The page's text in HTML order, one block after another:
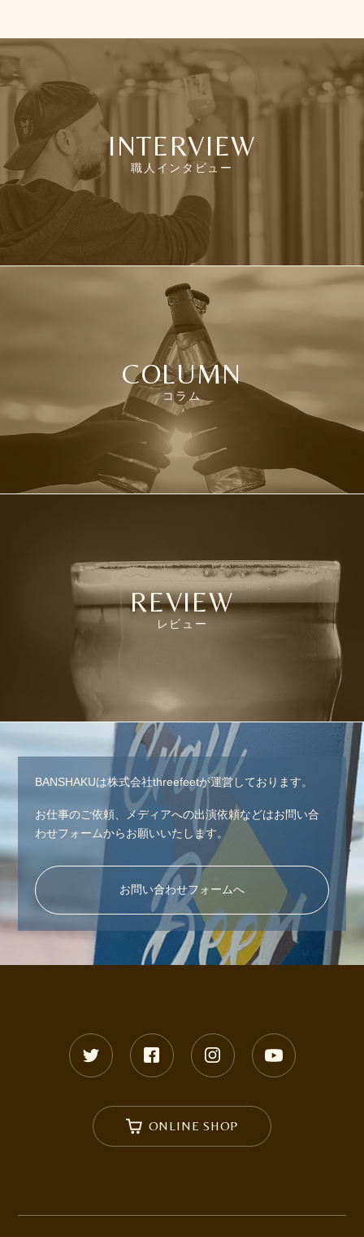
INTERVIEW
職人インタビュー
COLUMN
コラム
REVIEW
レビュー
BANSHAKUは株式会社threefeetが運営しております。
お仕事のご依頼、メディアへの出演依頼などはお問い合
わせフォームからお願いいたします。
お問い合わせフォームへ
ONLINE SHOP